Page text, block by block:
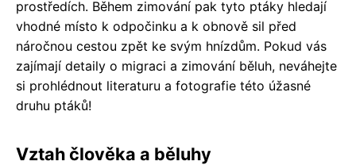
prostředích. Během zimování pak tyto ptáky hledají
vhodné místo k odpočinku a k obnově sil před
náročnou cestou zpět ke svým hnízdům. Pokud vás
zajímají detaily o migraci a zimování běluh, neváhejte
si prohlédnout literaturu a fotografie této úžasné
druhu ptáků!
Vztah člověka a běluhy